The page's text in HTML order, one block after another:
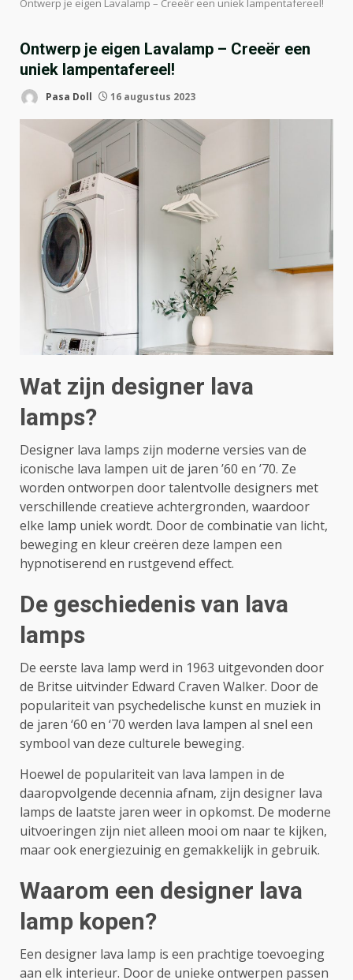
Ontwerp je eigen Lavalamp – Creeër een uniek lampentafereel!
Ontwerp je eigen Lavalamp – Creeër een
uniek lampentafereel!
Pasa Doll 16 augustus 2023
Wat zijn designer lava
lamps?
Designer lava lamps zijn moderne versies van de
iconische lava lampen uit de jaren ’60 en ’70. Ze
worden ontworpen door talentvolle designers met
verschillende creatieve achtergronden, waardoor
elke lamp uniek wordt. Door de combinatie van licht,
beweging en kleur creëren deze lampen een
hypnotiserend en rustgevend effect.
De geschiedenis van lava
lamps
De eerste lava lamp werd in 1963 uitgevonden door
de Britse uitvinder Edward Craven Walker. Door de
populariteit van psychedelische kunst en muziek in
de jaren ‘60 en ‘70 werden lava lampen al snel een
symbool van deze culturele beweging.
Hoewel de populariteit van lava lampen in de
daaropvolgende decennia afnam, zijn designer lava
lamps de laatste jaren weer in opkomst. De moderne
uitvoeringen zijn niet alleen mooi om naar te kijken,
maar ook energiezuinig en gemakkelijk in gebruik.
Waarom een designer lava
lamp kopen?
Een designer lava lamp is een prachtige toevoeging
aan elk interieur. Door de unieke ontwerpen passen